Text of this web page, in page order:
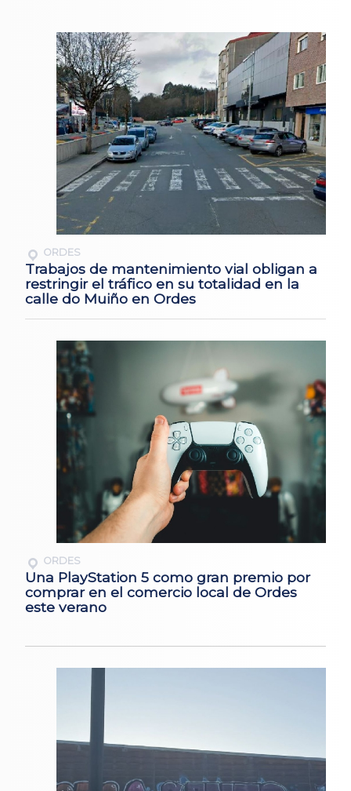
ORDES
Trabajos de mantenimiento vial obligan a
restringir el tráfico en su totalidad en la
calle do Muiño en Ordes
ORDES
Una PlayStation 5 como gran premio por
comprar en el comercio local de Ordes
este verano